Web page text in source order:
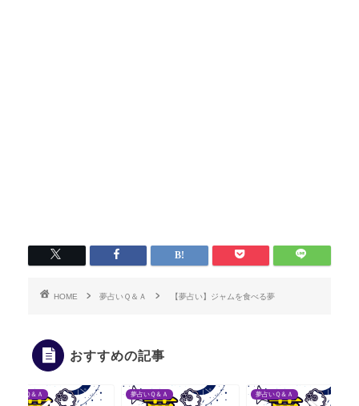
HOME 夢占いＱ＆Ａ 【夢占い】ジャムを食べる夢
おすすめの記事
夢占いＱ＆Ａ 夢占いＱ＆Ａ 夢占いＱ＆Ａ